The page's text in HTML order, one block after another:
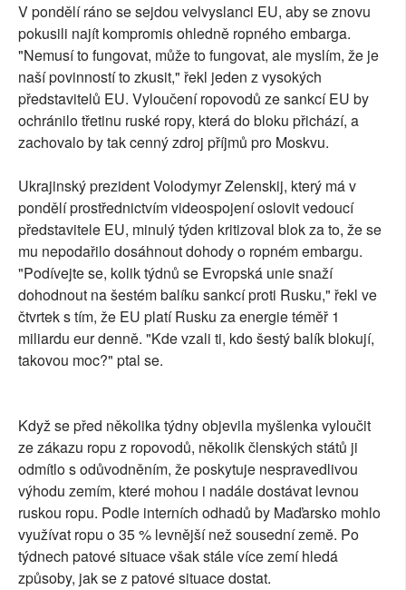
V pondělí ráno se sejdou velvyslanci EU, aby se znovu
pokusili najít kompromis ohledně ropného embarga.
"Nemusí to fungovat, může to fungovat, ale myslím, že je
naší povinností to zkusit," řekl jeden z vysokých
představitelů EU. Vyloučení ropovodů ze sankcí EU by
ochránilo třetinu ruské ropy, která do bloku přichází, a
zachovalo by tak cenný zdroj příjmů pro Moskvu.
Ukrajinský prezident Volodymyr Zelenskij, který má v
pondělí prostřednictvím videospojení oslovit vedoucí
představitele EU, minulý týden kritizoval blok za to, že se
mu nepodařilo dosáhnout dohody o ropném embargu.
"Podívejte se, kolik týdnů se Evropská unie snaží
dohodnout na šestém balíku sankcí proti Rusku," řekl ve
čtvrtek s tím, že EU platí Rusku za energie téměř 1
miliardu eur denně. "Kde vzali ti, kdo šestý balík blokují,
takovou moc?" ptal se.
Když se před několika týdny objevila myšlenka vyloučit
ze zákazu ropu z ropovodů, několik členských států ji
odmítlo s odůvodněním, že poskytuje nespravedlivou
výhodu zemím, které mohou i nadále dostávat levnou
ruskou ropu. Podle interních odhadů by Maďarsko mohlo
využívat ropu o 35 % levnější než sousední země. Po
týdnech patové situace však stále více zemí hledá
způsoby, jak se z patové situace dostat.